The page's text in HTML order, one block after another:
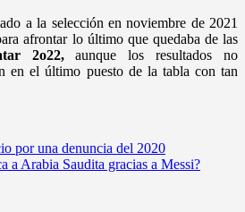
a la selección en noviembre de 2021
afrontar lo último que quedaba de las
2o22,aunque los resultados no
en el último puesto de la tabla con tan
por una denuncia del 2020
a Arabia Saudita gracias a Messi?